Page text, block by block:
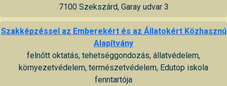
7100 Szekszárd, Garay udvar 3
Szakképzéssel az Emberekért és az Állatokért Közhasznú
Alapítvány
felnőtt oktatás, tehetséggondozás, állatvédelem,
környezetvédelem, természetvédelem, Edutop iskola
fenntartója